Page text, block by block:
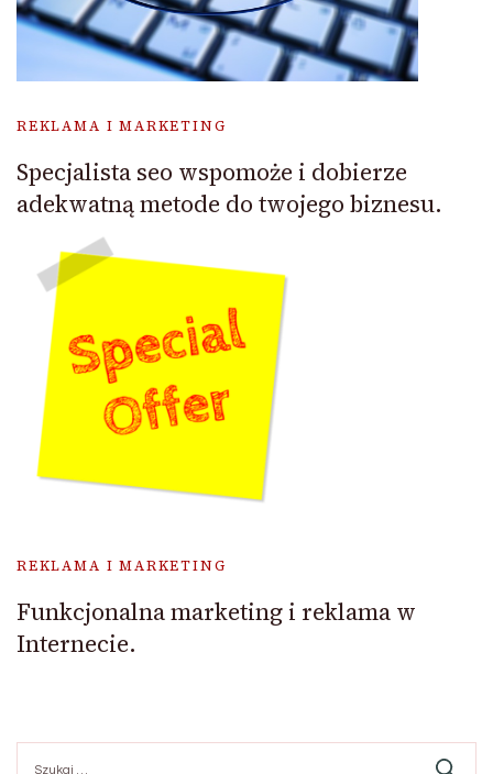
REKLAMA I MARKETING
Specjalista seo wspomoże i dobierze
adekwatną metode do twojego biznesu.
REKLAMA I MARKETING
Funkcjonalna marketing i reklama w
Internecie.